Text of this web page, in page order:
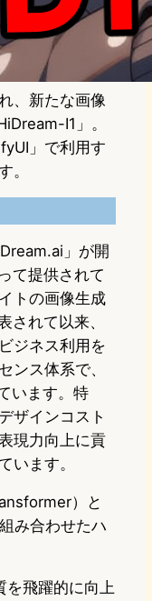
、新たな画像
I1」。
」で利用す
。
」が開
て提供されて
トの画像生成
されて以来、
ジネス利用を
ンス体系で、
います。特
ザインコスト
現力向上に貢
います。
）と
み合わせたハ
を飛躍的に向上